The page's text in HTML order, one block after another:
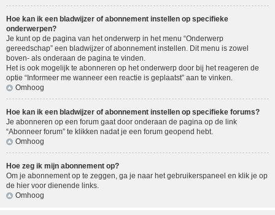
Hoe kan ik een bladwijzer of abonnement instellen op specifieke
onderwerpen?
Je kunt op de pagina van het onderwerp in het menu “Onderwerp
gereedschap” een bladwijzer of abonnement instellen. Dit menu is zowel
boven- als onderaan de pagina te vinden.
Het is ook mogelijk te abonneren op het onderwerp door bij het reageren de
optie “Informeer me wanneer een reactie is geplaatst” aan te vinken.
Omhoog
Hoe kan ik een bladwijzer of abonnement instellen op specifieke forums?
Je abonneren op een forum gaat door onderaan de pagina op de link
“Abonneer forum” te klikken nadat je een forum geopend hebt.
Omhoog
Hoe zeg ik mijn abonnement op?
Om je abonnement op te zeggen, ga je naar het gebruikerspaneel en klik je op
de hier voor dienende links.
Omhoog